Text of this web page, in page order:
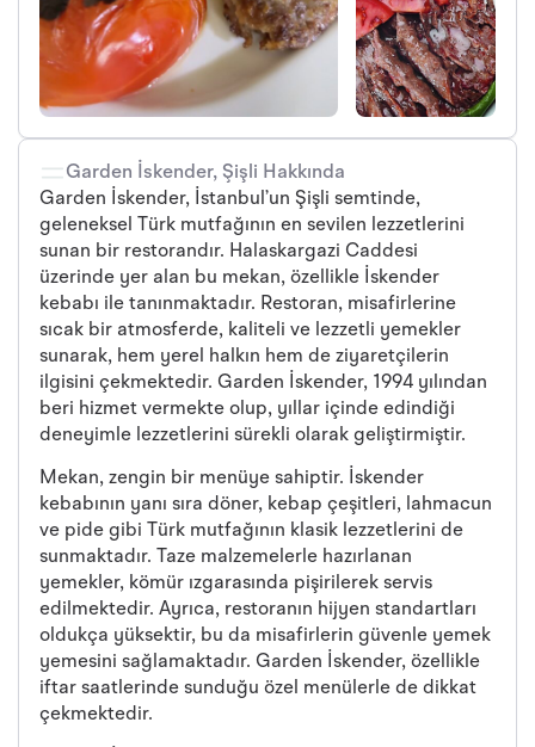
Garden İskender, Şişli Hakkında
Garden İskender, İstanbul’un Şişli semtinde,
geleneksel Türk mutfağının en sevilen lezzetlerini
sunan bir restorandır. Halaskargazi Caddesi
üzerinde yer alan bu mekan, özellikle İskender
kebabı ile tanınmaktadır. Restoran, misafirlerine
sıcak bir atmosferde, kaliteli ve lezzetli yemekler
sunarak, hem yerel halkın hem de ziyaretçilerin
ilgisini çekmektedir. Garden İskender, 1994 yılından
beri hizmet vermekte olup, yıllar içinde edindiği
deneyimle lezzetlerini sürekli olarak geliştirmiştir.
Mekan, zengin bir menüye sahiptir. İskender
kebabının yanı sıra döner, kebap çeşitleri, lahmacun
ve pide gibi Türk mutfağının klasik lezzetlerini de
sunmaktadır. Taze malzemelerle hazırlanan
yemekler, kömür ızgarasında pişirilerek servis
edilmektedir. Ayrıca, restoranın hijyen standartları
oldukça yüksektir, bu da misafirlerin güvenle yemek
yemesini sağlamaktadır. Garden İskender, özellikle
iftar saatlerinde sunduğu özel menülerle de dikkat
çekmektedir.